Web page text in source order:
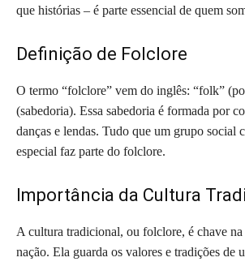
que histórias – é parte essencial de quem
Definição de Folclore
O termo “folclore” vem do inglês: “folk”
(sabedoria). Essa sabedoria é formada por
danças e lendas. Tudo que um grupo social
especial faz parte do folclore.
Importância da Cultura
A cultura tradicional, ou folclore, é chave na
nação. Ela guarda os valores e tradições de